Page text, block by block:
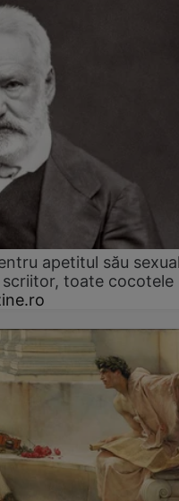
apetitul său
toate cocotele